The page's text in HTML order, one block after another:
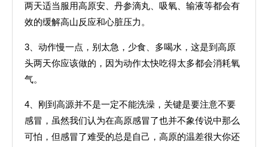
两天适当服用高原安、丹参滴丸、吸氧、输液等都会有
效的缓解高山反应和心脏压力。
3、动作慢一点，别太急，少食、多喝水，这是到高原
头两天你应该做的，因为动作太快吃得太多都会消耗氧
气。
4、刚到高源并不是一定不能洗澡，关键是要注意不要
感冒，虽然我们认为在高原感冒了也并不象传说中那么
可怕，但感冒了难受的总是自己，高原的温差很大你还